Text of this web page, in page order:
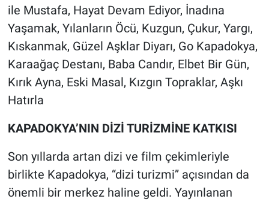
ile Mustafa, Hayat Devam Ediyor, İnadına
Yaşamak, Yılanların Öcü, Kuzgun, Çukur, Yargı,
Kıskanmak, Güzel Aşklar Diyarı, Go Kapadokya,
Karaağaç Destanı, Baba Candır, Elbet Bir Gün,
Kırık Ayna, Eski Masal, Kızgın Topraklar, Aşkı
Hatırla
KAPADOKYA’NIN DİZİ TURİZMİNE KATKISI
Son yıllarda artan dizi ve film çekimleriyle
birlikte Kapadokya, “dizi turizmi” açısından da
önemli bir merkez haline geldi. Yayınlanan